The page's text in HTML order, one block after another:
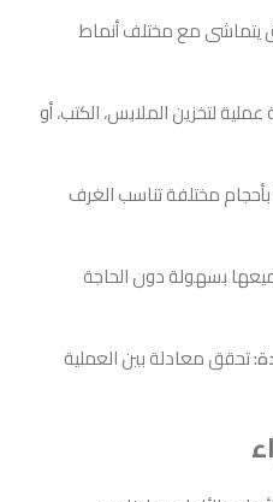
يتماشى مع مختلف أنماط
لتخزين الملابس، الكتب، أو
مختلفة تناسب الغرف
بسهولة دون الحاجة
تحقق معادلة بين العملية